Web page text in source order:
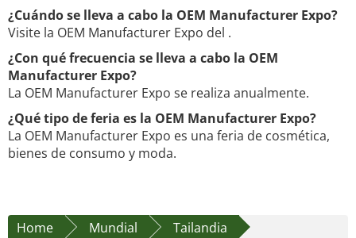
¿Cuándo se lleva a cabo la OEM Manufacturer Expo?
Visite la OEM Manufacturer Expo del .
¿Con qué frecuencia se lleva a cabo la OEM
Manufacturer Expo?
La OEM Manufacturer Expo se realiza anualmente.
¿Qué tipo de feria es la OEM Manufacturer Expo?
La OEM Manufacturer Expo es una feria de cosmética,
bienes de consumo y moda.
Home Mundial
Tailandia